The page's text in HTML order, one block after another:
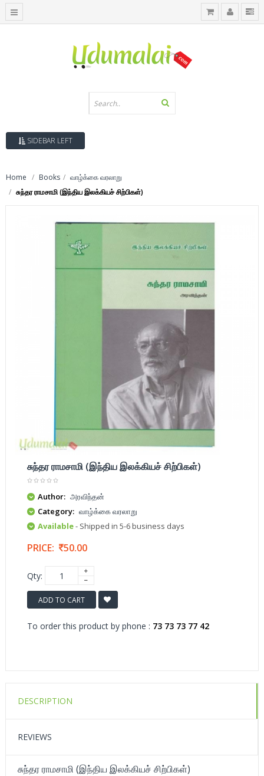
SIDEBAR LEFT
Home Books
வாழ்க்கை வரலாறு
சுந்தர ராமசாமி (இந்திய இலக்கியச் சிற்பிகள்)
சுந்தர ராமசாமி (இந்திய இலக்கியச் சிற்பிகள்)
Author: அரவிந்தன்
Category: வாழ்க்கை வரலாறு
Available- Shipped in 5-6 business days
PRICE: 50.00
Qty:
ADD TO CART
To order this product by phone : 73 73 73 77 42
DESCRIPTION
REVIEWS
சுந்தர ராமசாமி (இந்திய இலக்கியச் சிற்பிகள்)